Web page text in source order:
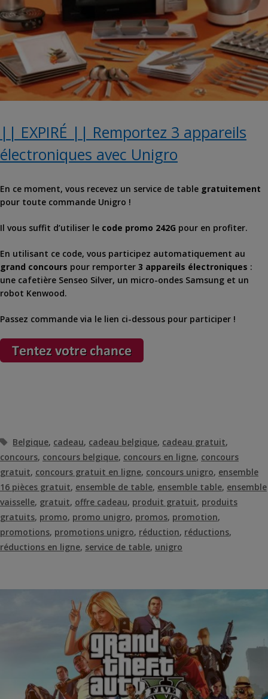
|| EXPIRÉ || Remportez 3 appareils
électroniques avec Unigro
En ce moment, vous recevez un service de table gratuitement
pour toute commande Unigro !
Il vous suffit d’utiliser le code promo 242G pour en profiter.
En utilisant ce code, vous participez automatiquement au
grand concours pour remporter 3 appareils électroniques :
une cafetière Senseo Silver, un micro-ondes Samsung et un
robot Kenwood.
Passez commande via le lien ci-dessous pour participer !
Étiquettes
Belgique, cadeau, cadeau belgique, cadeau gratuit,
concours, concours belgique, concours en ligne, concours
gratuit, concours gratuit en ligne, concours unigro, ensemble
16 pièces gratuit, ensemble de table, ensemble table, ensemble
vaisselle, gratuit, offre cadeau, produit gratuit, produits
gratuits, promo, promo unigro, promos, promotion,
promotions, promotions unigro, réduction, réductions,
réductions en ligne, service de table, unigro